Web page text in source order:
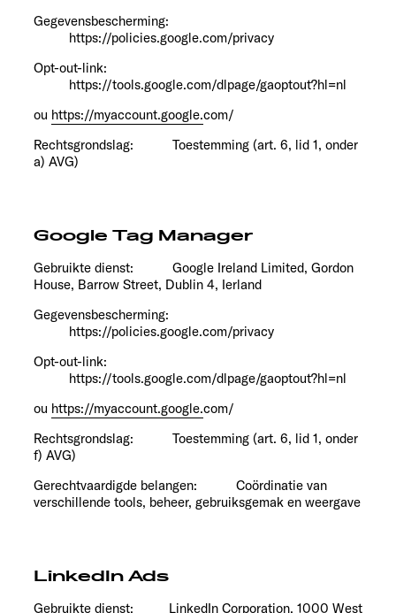
Gegevensbescherming:
https://policies.google.com/privacy
Opt-out-link:
https://tools.google.com/dlpage/gaoptout?hl=nl
ou https://myaccount.google.com/
Rechtsgrondslag:
Toestemming (art. 6, lid 1, onder
a) AVG)
Google Tag Manager
Gebruikte dienst:
Google Ireland Limited, Gordon
House, Barrow Street, Dublin 4, Ierland
Gegevensbescherming:
https://policies.google.com/privacy
Opt-out-link:
https://tools.google.com/dlpage/gaoptout?hl=nl
ou https://myaccount.google.com/
Rechtsgrondslag:
Toestemming (art. 6, lid 1, onder
f) AVG)
Gerechtvaardigde belangen:
Coördinatie van
verschillende tools, beheer, gebruiksgemak en weergave
LinkedIn Ads
Gebruikte dienst: LinkedIn Corporation, 1000 West